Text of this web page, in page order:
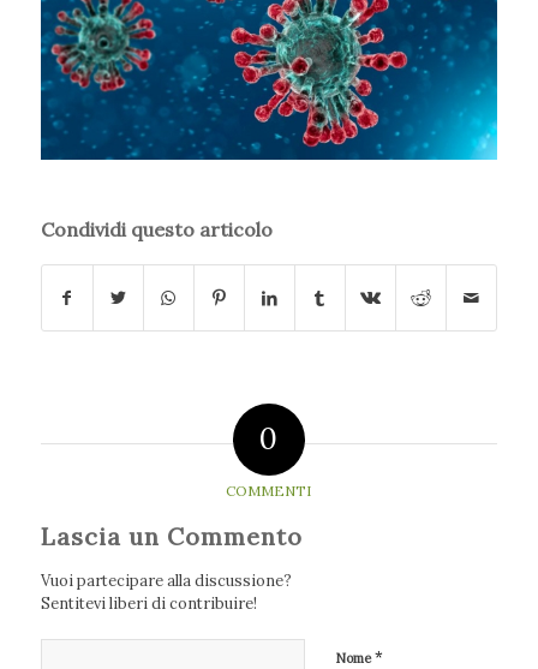
Condividi questo articolo
0
COMMENTI
Lascia un Commento
Vuoi partecipare alla discussione?
Sentitevi liberi di contribuire!
Nome*